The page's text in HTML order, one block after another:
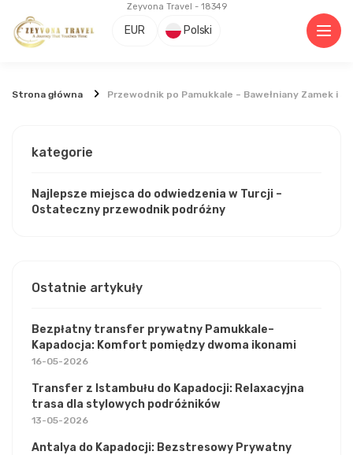
Zeyvona Travel - 18349
EUR Polski
Strona główna Przewodnik po Pamukkale – Bawełniany Zamek i
kategorie
Najlepsze miejsca do odwiedzenia w Turcji –
Ostateczny przewodnik podróżny
Ostatnie artykuły
Bezpłatny transfer prywatny Pamukkale–
Kapadocja: Komfort pomiędzy dwoma ikonami
16-05-2026
Transfer z Istambułu do Kapadocji: Relaxacyjna
trasa dla stylowych podróżników
13-05-2026
Antalya do Kapadocji: Bezstresowy Prywatny